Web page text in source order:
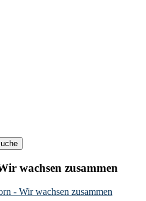
wachsen zusammen